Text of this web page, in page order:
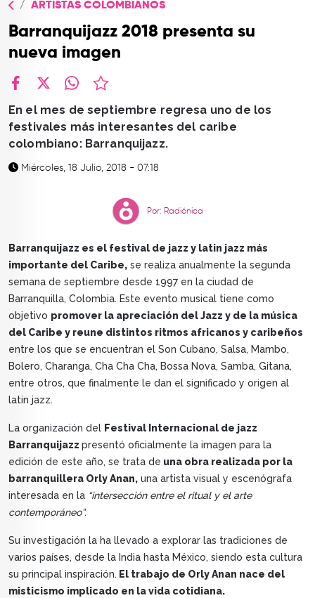
TOP
QUIÉNES SOMOS
ARTISTAS COLOMBIANOS
Barranquijazz 2018 presenta su
nueva imagen
En el mes de septiembre regresa uno de los
festivales más interesantes del caribe
colombiano: Barranquijazz.
Miércoles, 18 Julio, 2018 - 07:18
Por: Radiónica
Barranquijazz es el festival de jazz y latin jazz más
importante del Caribe, se realiza anualmente la segunda
semana de septiembre desde 1997 en la ciudad de
Barranquilla, Colombia. Este evento musical tiene como
objetivo promover la apreciación del Jazz y de la música
del Caribe y reune distintos ritmos africanos y caribeños
entre los que se encuentran el Son Cubano, Salsa, Mambo,
Bolero, Charanga, Cha Cha Cha, Bossa Nova, Samba, Gitana,
entre otros, que finalmente le dan el significado y origen al
latin jazz.
La organización del Festival Internacional de jazz
Barranquijazz presentó oficialmente la imagen para la
edición de este año, se trata de una obra realizada por la
barranquillera Orly Anan, una artista visual y escenógrafa
interesada en la “intersección entre el ritual y el arte
contemporáneo”.
Su investigación la ha llevado a explorar las tradiciones de
varios países, desde la India hasta México, siendo esta cultura
su principal inspiración. El trabajo de Orly Anan nace del
misticismo implicado en la vida cotidiana.